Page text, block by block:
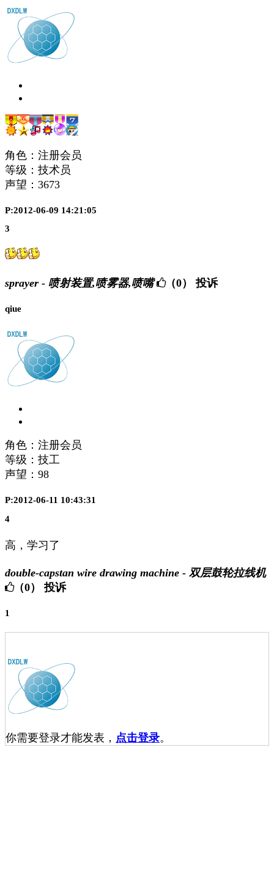
角色：注册会员
等级：技术员
声望： 3673
P:2012-06-09 14:21:05
3
sprayer - 喷射装置,喷雾器,喷嘴 （0） 投诉
qiue
角色：注册会员
等级：技工
声望： 98
P:2012-06-11 10:43:31
4
高，学习了
double-capstan wire drawing machine - 双层鼓轮拉线机
（0）
投诉
1
你需要登录才能发表， 点击登录。